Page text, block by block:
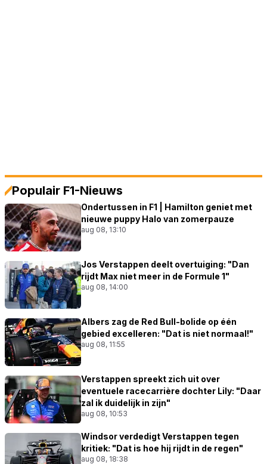
Populair F1-Nieuws
Ondertussen in F1 | Hamilton geniet met
nieuwe puppy Halo van zomerpauze
aug 08, 13:10
Jos Verstappen deelt overtuiging: "Dan
rijdt Max niet meer in de Formule 1"
aug 08, 14:00
Albers zag de Red Bull-bolide op één
gebied excelleren: "Dat is niet normaal!"
aug 08, 11:55
Verstappen spreekt zich uit over
eventuele racecarrière dochter Lily: "Daar
zal ik duidelijk in zijn"
aug 08, 10:53
Windsor verdedigt Verstappen tegen
kritiek: "Dat is hoe hij rijdt in de regen"
aug 08, 18:38